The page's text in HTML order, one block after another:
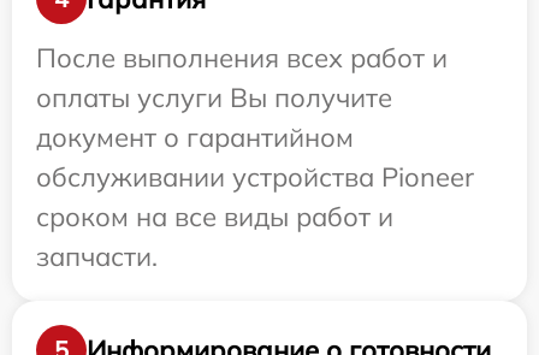
После выполнения всех работ и
оплаты услуги Вы получите
документ о гарантийном
обслуживании устройства Pioneer
сроком на все виды работ и
запчасти.